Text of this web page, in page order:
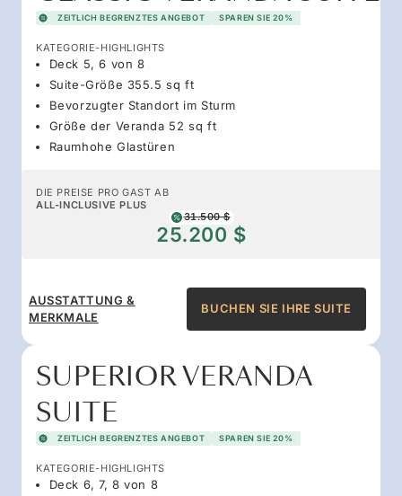
ZEITLICH BEGRENZTES ANGEBOT SPAREN SIE 20%
KATEGORIE-HIGHLIGHTS
Deck 5, 6 von 8
Suite-Größe 355.5 sq ft
Bevorzugter Standort im Sturm
Größe der Veranda 52 sq ft
Raumhohe Glastüren
DIE PREISE PRO GAST AB
ALL-INCLUSIVE PLUS
31.500 $
25.200 $
AUSSTATTUNG &
MERKMALE
BUCHEN SIE IHRE SUITE
SUPERIOR VERANDA
SUITE
ZEITLICH BEGRENZTES ANGEBOT SPAREN SIE 20%
KATEGORIE-HIGHLIGHTS
Deck 6, 7, 8 von 8